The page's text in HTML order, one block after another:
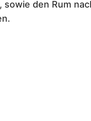
sowie den Rum